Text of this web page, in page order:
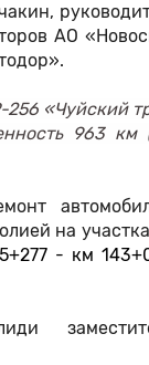
АО
«Чуйский
963 км
на
- км